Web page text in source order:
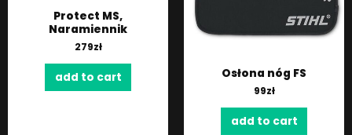
Protect MS,
Naramiennik
279zł
add to cart Osłona nóg FS
99zł
add to cart